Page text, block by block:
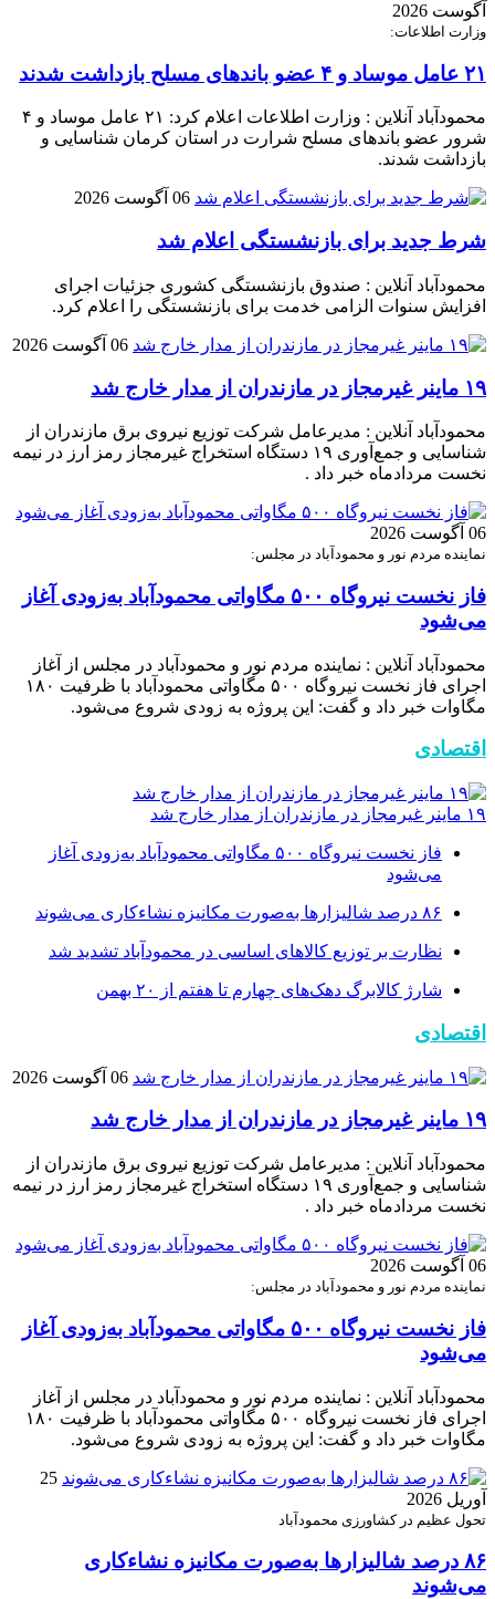
آگوست 2026
وزارت اطلاعات:
۲۱ عامل موساد و ۴ عضو باند‌های مسلح بازداشت شدند
محمودآباد آنلاین : وزارت اطلاعات اعلام کرد: ۲۱ عامل موساد و ۴
شرور عضو باند‌های مسلح شرارت در استان کرمان شناسایی و
بازداشت شدند.
06 آگوست 2026
شرط جدید برای بازنشستگی اعلام شد
محمودآباد آنلاین : صندوق بازنشستگی کشوری جزئیات اجرای
افزایش سنوات الزامی خدمت برای بازنشستگی را اعلام کرد.
06 آگوست 2026
۱۹ ماینر غیرمجاز در مازندران از مدار خارج شد
محمودآباد آنلاین : مدیرعامل شرکت توزیع نیروی برق مازندران از
شناسایی و جمع‌آوری ۱۹ دستگاه استخراج غیرمجاز رمز ارز در نیمه
نخست مردادماه خبر داد .
06 آگوست 2026
نماینده مردم نور و محمودآباد در مجلس:
فاز نخست نیروگاه ۵۰۰ مگاواتی محمودآباد به‌زودی آغاز
می‌شود
محمودآباد آنلاین : نماینده مردم نور و محمودآباد در مجلس از آغاز
اجرای فاز نخست نیروگاه ۵۰۰ مگاواتی محمودآباد با ظرفیت ۱۸۰
مگاوات خبر داد و گفت: این پروژه به زودی شروع می‌شود.
اقتصادی
۱۹ ماینر غیرمجاز در مازندران از مدار خارج شد
فاز نخست نیروگاه ۵۰۰ مگاواتی محمودآباد به‌زودی آغاز
می‌شود
۸۶ درصد شالیزارها به‌صورت مکانیزه نشاءکاری می‌شوند
نظارت بر توزیع کالا‌های اساسی در محمودآباد تشدید شد
شارژ کالابرگ دهک‌های چهارم تا هفتم از ۲۰ بهمن
اقتصادی
06 آگوست 2026
۱۹ ماینر غیرمجاز در مازندران از مدار خارج شد
محمودآباد آنلاین : مدیرعامل شرکت توزیع نیروی برق مازندران از
شناسایی و جمع‌آوری ۱۹ دستگاه استخراج غیرمجاز رمز ارز در نیمه
نخست مردادماه خبر داد .
06 آگوست 2026
نماینده مردم نور و محمودآباد در مجلس:
فاز نخست نیروگاه ۵۰۰ مگاواتی محمودآباد به‌زودی آغاز
می‌شود
محمودآباد آنلاین : نماینده مردم نور و محمودآباد در مجلس از آغاز
اجرای فاز نخست نیروگاه ۵۰۰ مگاواتی محمودآباد با ظرفیت ۱۸۰
مگاوات خبر داد و گفت: این پروژه به زودی شروع می‌شود.
25
آوریل 2026
تحول عظیم در کشاورزی محمودآباد
۸۶ درصد شالیزارها به‌صورت مکانیزه نشاءکاری
می‌شوند